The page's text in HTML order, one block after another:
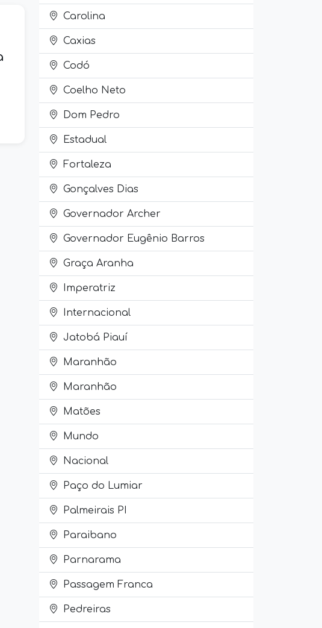
Carolina
Caxias
Codó
Coelho Neto
Dom Pedro
Estadual
Fortaleza
Gonçalves Dias
Governador Archer
Governador Eugênio Barros
Graça Aranha
Imperatriz
Internacional
Jatobá Piauí
Maranhão
Maranhão
Matões
Mundo
Nacional
Paço do Lumiar
Palmeirais PI
Paraibano
Parnarama
Passagem Franca
Pedreiras